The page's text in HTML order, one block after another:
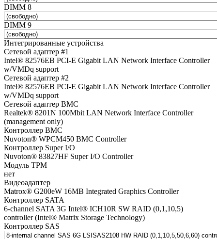
DIMM 8
DIMM 9
Интегрированные устройства
Сетевой адаптер #1
Intel® 82576EB PCI-E Gigabit LAN Network Interface Controller
w/VMDq support
Сетевой адаптер #2
Intel® 82576EB PCI-E Gigabit LAN Network Interface Controller
w/VMDq support
Сетевой адаптер BMC
Realtek® 8201N 100Mbit LAN Network Interface Controller
(management only)
Контроллер BMC
Nuvoton® WPCM450 BMC Controller
Контроллер Super I/O
Nuvoton® 83827HF Super I/O Controller
Модуль TPM
нет
Видеоадаптер
Matrox® G200eW 16MB Integrated Graphics Controller
Контроллер SATA
6-channel SATA 3G Intel® ICH10R SW RAID (0,1,10,5)
controller (Intel® Matrix Storage Technology)
Контроллер SAS